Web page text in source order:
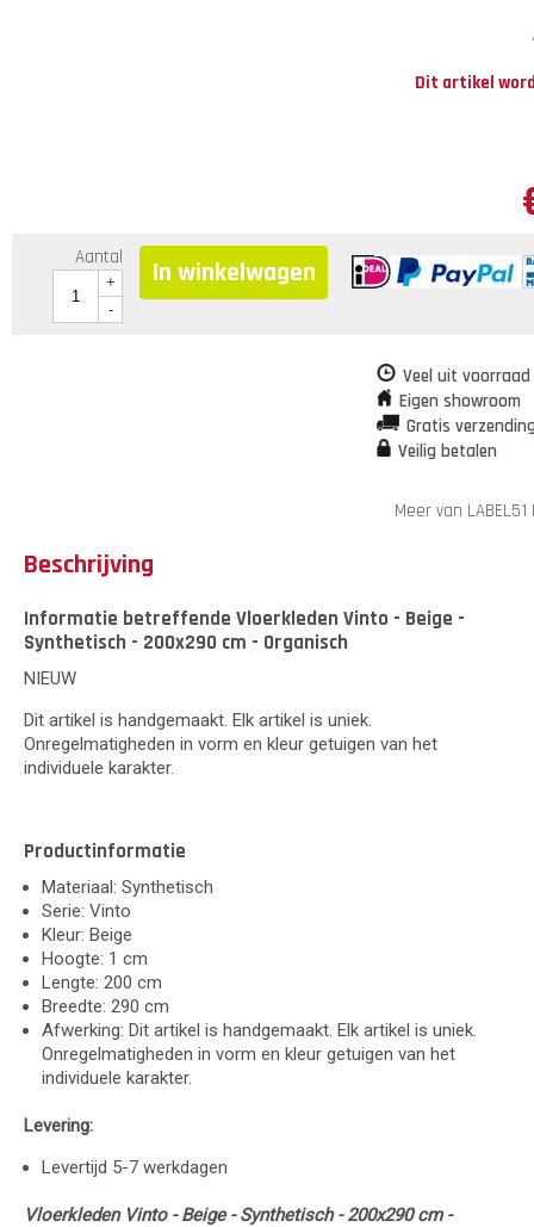
Dit artikel
Aantal
+
-
In winkelwagen
Veel uit
Eigen showroom
Gratis
Veilig betalen
Meer van LABEL51
Beschrijving
Informatie betreffende Vloerkleden Vinto - Beige -
Synthetisch - 200x290 cm - Organisch
NIEUW
Dit artikel is handgemaakt. Elk artikel is uniek.
Onregelmatigheden in vorm en kleur getuigen van het
individuele karakter.
Productinformatie
Materiaal: Synthetisch
Serie: Vinto
Kleur: Beige
Hoogte: 1 cm
Lengte: 200 cm
Breedte: 290 cm
Afwerking: Dit artikel is handgemaakt. Elk artikel is uniek.
Onregelmatigheden in vorm en kleur getuigen van het
individuele karakter.
Levering:
Levertijd 5-7 werkdagen
Vloerkleden Vinto - Beige - Synthetisch - 200x290 cm -